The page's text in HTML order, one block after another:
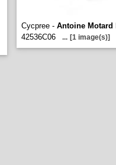
Cycpree - Antoine Motard
42536C06
... [1 image(s)]